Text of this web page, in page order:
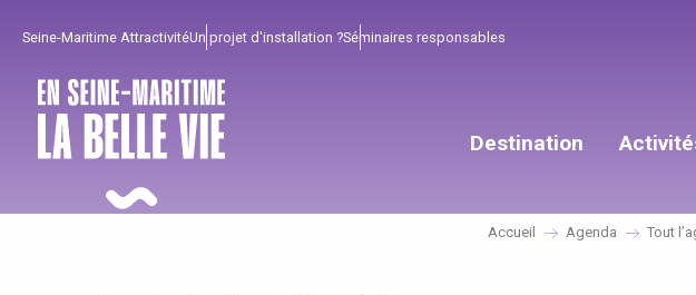
principal
Seine-Maritime AttractivitéUn projet d'installation ?Séminaires responsables
Destination
Accueil Agenda Tout